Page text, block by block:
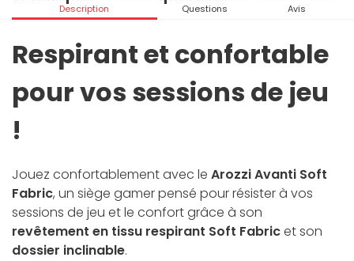
Description Questions Avis
Respirant et confortable
pour vos sessions de jeu
!
Jouez confortablement avec le Arozzi Avanti Soft
Fabric, un siège gamer pensé pour résister à vos
sessions de jeu et le confort grâce à son
revêtement en tissu respirant Soft Fabricet son
dossier inclinable.